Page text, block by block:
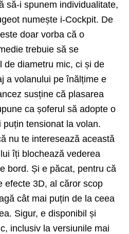
să-i spunem individualitate,
numește i-Cockpit. De
doar vorba că o
trebuie să se
de diametru mic, ci și de
a volanului pe înălțime e
susține că plasarea
ca șoferul să adopte o
tensionat la volan.
nu te interesează această
îți blochează vederea
bord. Și e păcat, pentru că
efecte 3D, al căror scop
cât mai puțin de la ceea
Sigur, e disponibil și
inclusiv la versiunile mai